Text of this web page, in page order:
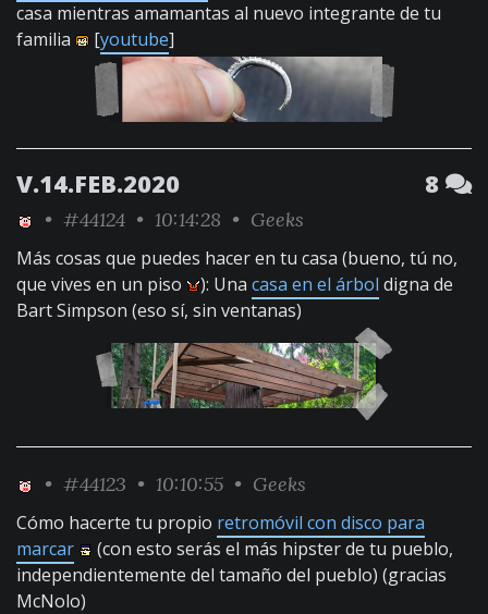
casa mientras amamantas al nuevo integrante de tu
familia
[youtube]
V.14.FEB.2020 8
• #44124 • 10:14:28 • Geeks
Más cosas que puedes hacer en tu casa (bueno, tú no,
que vives en un piso
): Una casa en el árbol digna de
Bart Simpson (eso sí, sin ventanas)
• #44123 • 10:10:55 • Geeks
Cómo hacerte tu propio retromóvil con disco para
marcar
(con esto serás el más hipster de tu pueblo,
independientemente del tamaño del pueblo) (gracias
McNolo)